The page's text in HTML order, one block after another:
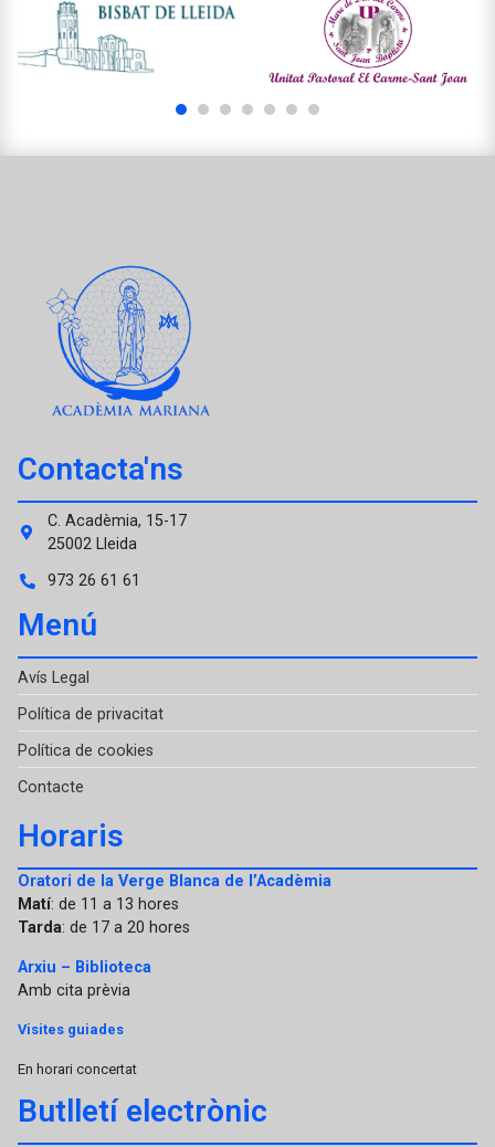
Contacta'ns
C. Acadèmia, 15-17
25002 Lleida
973 26 61 61
Menú
Avís Legal
Política de privacitat
Política de cookies
Contacte
Horaris
Oratori de la Verge Blanca de l’Acadèmia
Matí: de 11 a 13 hores
Tarda: de 17 a 20 hores
Arxiu – Biblioteca
Amb cita prèvia
Visites guiades
En horari concertat
Butlletí electrònic